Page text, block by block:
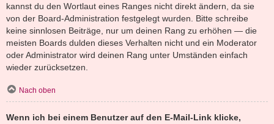
kannst du den Wortlaut eines Ranges nicht direkt ändern, da sie
von der Board-Administration festgelegt wurden. Bitte schreibe
keine sinnlosen Beiträge, nur um deinen Rang zu erhöhen — die
meisten Boards dulden dieses Verhalten nicht und ein Moderator
oder Administrator wird deinen Rang unter Umständen einfach
wieder zurücksetzen.
Nach oben
Wenn ich bei einem Benutzer auf den E-Mail-Link klicke,